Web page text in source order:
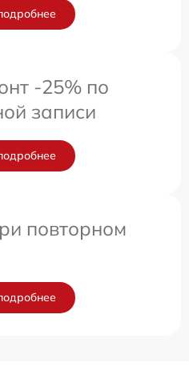
-25% по
записи
повторном